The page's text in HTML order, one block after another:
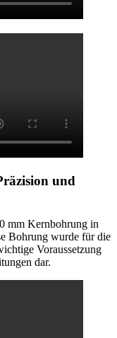
und
mm Kernbohrung in
Bohrung wurde für die
Voraussetzung
dar.